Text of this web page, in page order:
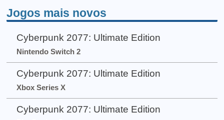
Jogos mais novos
Cyberpunk 2077: Ultimate Edition
Nintendo Switch 2
Cyberpunk 2077: Ultimate Edition
Xbox Series X
Cyberpunk 2077: Ultimate Edition